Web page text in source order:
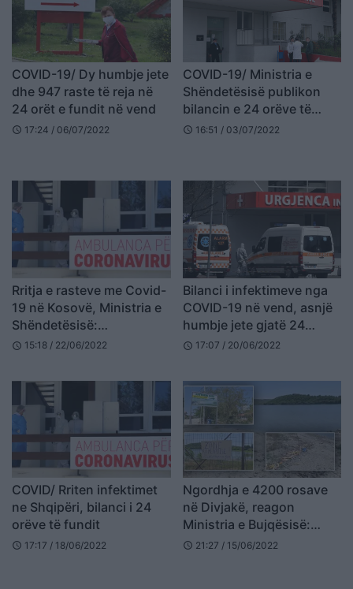
COVID-19/ Dy humbje jete
dhe 947 raste të reja në
24 orët e fundit në vend
schedule 17:24 / 06/07/2022
COVID-19/ Ministria e
Shëndetësisë publikon
bilancin e 24 orëve të
fundit, regjistrohet një
schedule 16:51 / 03/07/2022
Rritja e rasteve me Covid-
19 në Kosovë, Ministria e
Shëndetësisë:
Vaksinohuni!
schedule 15:18 / 22/06/2022
Bilanci i infektimeve nga
COVID-19 në vend, asnjë
humbje jete gjatë 24
orëve të fundit
schedule 17:07 / 20/06/2022
COVID/ Rriten infektimet
ne Shqipëri, bilanci i 24
orëve të fundit
schedule 17:17 / 18/06/2022
Ngordhja e 4200 rosave
në Divjakë, reagon
Ministria e Bujqësisë:
Janë prekur nga
schedule 21:27 / 15/06/2022